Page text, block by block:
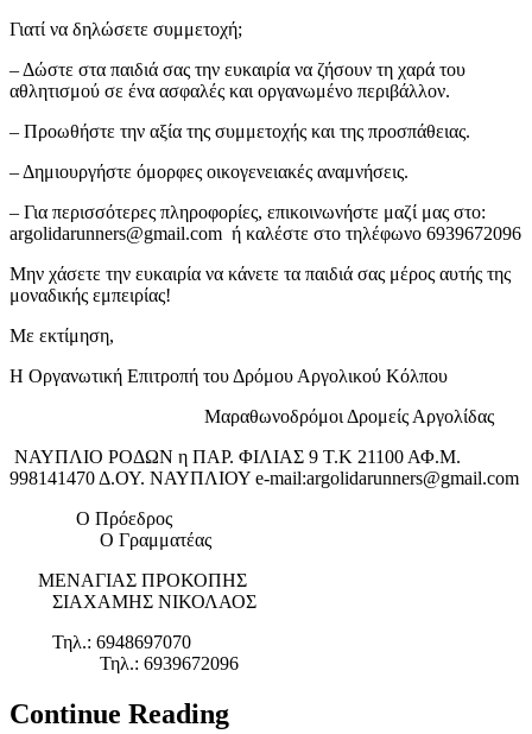
Γιατί να δηλώσετε συμμετοχή;
– Δώστε στα παιδιά σας την ευκαιρία να ζήσουν τη χαρά του
αθλητισμού σε ένα ασφαλές και οργανωμένο περιβάλλον.
– Προωθήστε την αξία της συμμετοχής και της προσπάθειας.
– Δημιουργήστε όμορφες οικογενειακές αναμνήσεις.
– Για περισσότερες πληροφορίες, επικοινωνήστε μαζί μας στο:
argolidarunners@gmail.com ή καλέστε στο τηλέφωνο 6939672096
Μην χάσετε την ευκαιρία να κάνετε τα παιδιά σας μέρος αυτής της
μοναδικής εμπειρίας!
Με εκτίμηση,
Η Οργανωτική Επιτροπή του Δρόμου Αργολικού Κόλπου
Μαραθωνοδρόμοι Δρομείς Αργολίδας
ΝΑΥΠΛΙΟ ΡΟΔΩΝ η ΠΑΡ. ΦΙΛΙΑΣ 9 Τ.Κ 21100 ΑΦ.Μ.
998141470 Δ.ΟΥ. ΝΑΥΠΛΙΟΥ e-mail:argolidarunners@gmail.com
Ο Πρόεδρος
Ο Γραμματέας
ΜΕΝΑΓΙΑΣ ΠΡΟΚΟΠΗΣ
ΣΙΑΧΑΜΗΣ ΝΙΚΟΛΑΟΣ
Τηλ.: 6948697070
Τηλ.: 6939672096
Continue Reading